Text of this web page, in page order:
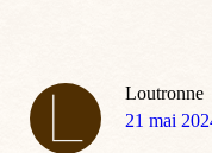
Loutronne
dit
21 mai